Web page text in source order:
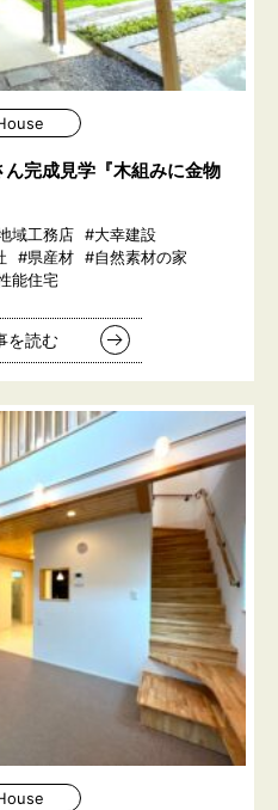
完成見学『木組みに金物
域工務店 #大幸建設
#県産材 #自然素材の家
能住宅
を読む